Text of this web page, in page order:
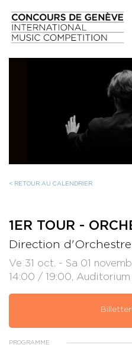
< RETOUR AU CALENDRIER
1ER TOUR -
Direction
Ve 31 oct. - Sa 01
14:00 / 19:00,
PROGRAMME